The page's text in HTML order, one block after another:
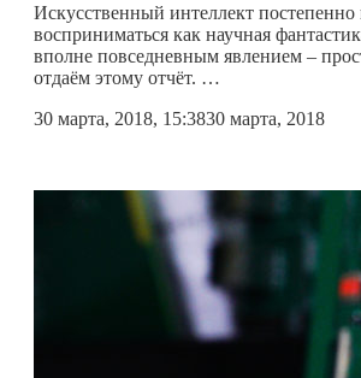
Искусственный интеллект постепенно
восприниматься как научная
вполне повседневным явлением –
отдаём этому отчёт. …
30 марта, 2018, 15:3830 марта, 2018